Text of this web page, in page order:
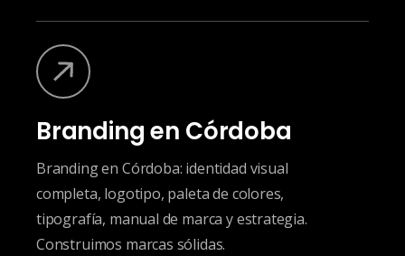
Branding en Córdoba
Branding en Córdoba: identidad visual
completa, logotipo, paleta de colores,
tipografía, manual de marca y estrategia.
Construimos marcas sólidas.